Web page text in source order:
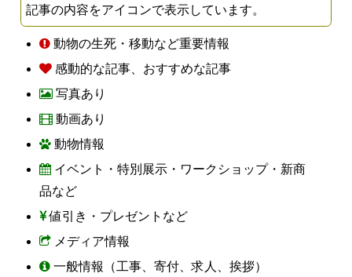
記事の内容をアイコンで表示しています。
動物の生死・移動など重要情報
感動的な記事、おすすめな記事
写真あり
動画あり
動物情報
イベント・特別展示・ワークショップ・新商
品など
値引き・プレゼントなど
メディア情報
一般情報（工事、寄付、求人、挨拶）